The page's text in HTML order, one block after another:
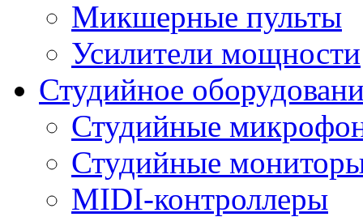
Микшерные пульты
Усилители мощности
Студийное
Студийные
Студийные
MIDI-контроллеры